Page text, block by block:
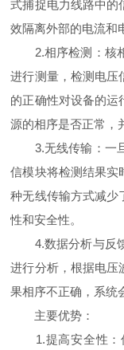
式捕捉电力线路中的
效隔离外部的电流和
2.相序检测：核相
进行测量，检测电压
的正确性对设备的运
源的相序是否正常，
3.无线传输：一旦
信模块将检测结果实
种无线传输方式减少
性和安全性。
4.数据分析与反馈
进行分析，根据电压
果相序不正确，系统
主要优势：
1.提高安全性：